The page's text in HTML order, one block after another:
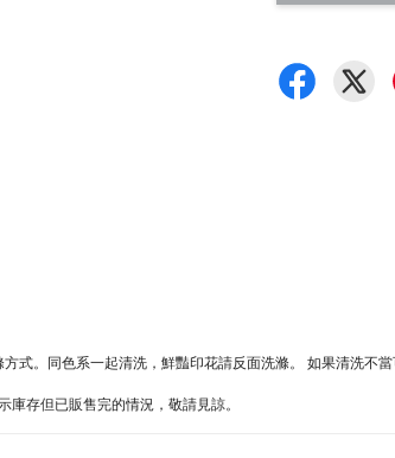
。同色系一起清洗，鮮豔印花請反面洗滌。 如果清洗不當
存但已販售完的情況，敬請見諒。